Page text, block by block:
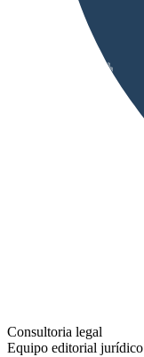
Consultoria legal
Equipo editorial jurídico